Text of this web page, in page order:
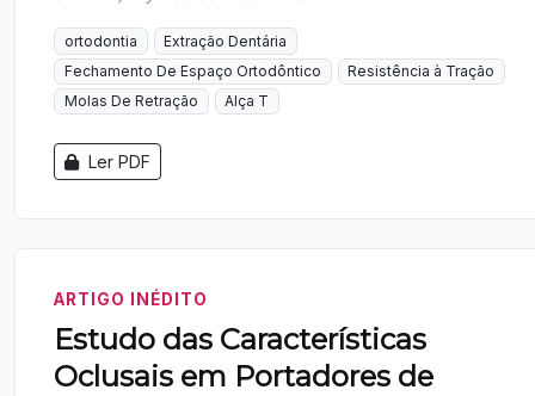
ortodontia
Extração Dentária
Fechamento De Espaço Ortodôntico
Resistência à Tração
Molas De Retração
Alça T
Ler PDF
ARTIGO INÉDITO
Estudo das Características
Oclusais em Portadores de